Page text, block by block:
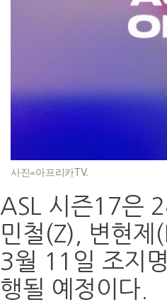
사진=아프리카TV.
ASL 시즌17은
민철(Z), 변현제
3월 11일 조지
행될 예정이다.